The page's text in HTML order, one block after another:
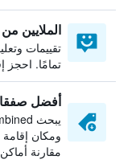
الملايين
تقييمات
تمامًا. احجز
أفضل
ومكان
مقارنة أماكن